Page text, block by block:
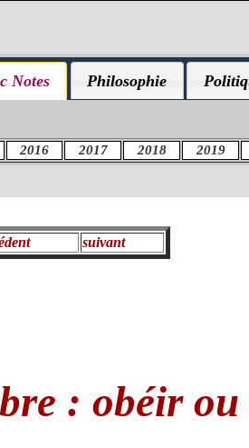
Notes Philosophie
2016 2017 2018 2019
suivant
: obéir ou